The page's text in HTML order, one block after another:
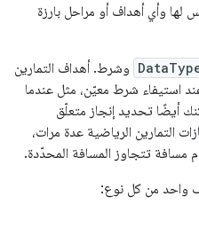
لها وأي أهداف أو مراحل بارزة
وشرط. أهداف التمارين
استيفاء شرط معيّن، مثل عندما
أيضًا تحديد إنجاز متعلّق
التمارين الرياضية عدة مرات،
مسافة تتجاوز المسافة المحدّدة.
واحد من كل نوع: